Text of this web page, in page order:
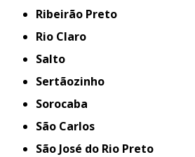
Ribeirão Preto
Rio Claro
Salto
Sertãozinho
Sorocaba
São Carlos
São José do Rio Preto